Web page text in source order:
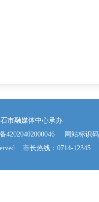
市融媒体中心承办
42020402000046 网站标识码
市长热线：0714-12345